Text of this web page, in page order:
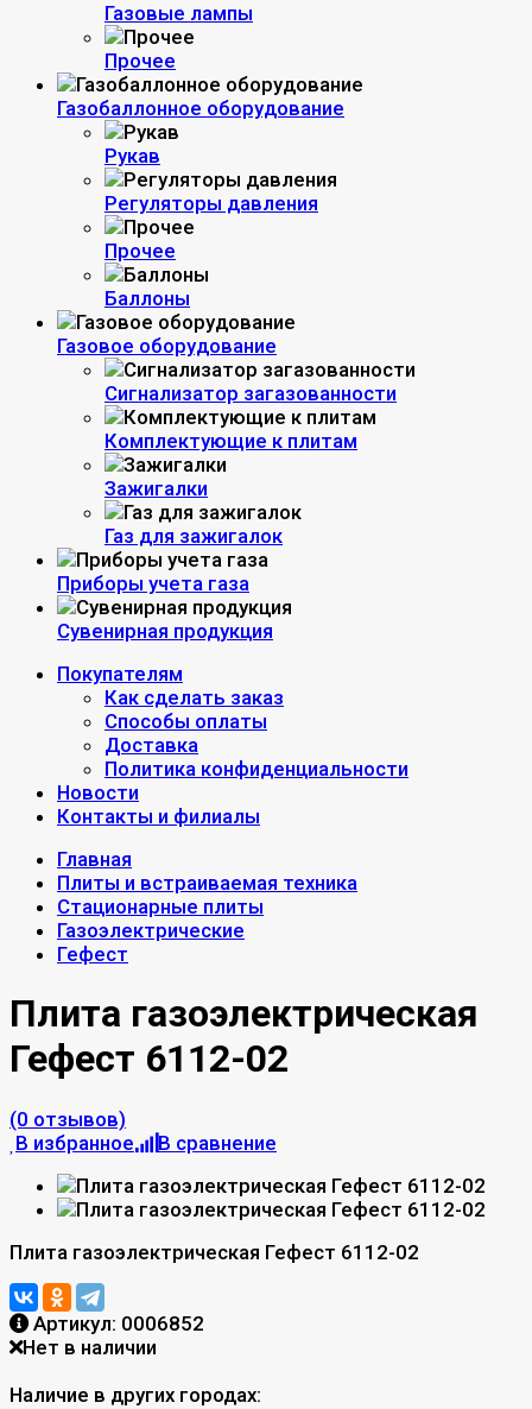
Газовые лампы
Прочее
Газобаллонное оборудование
Рукав
Регуляторы давления
Прочее
Баллоны
Газовое оборудование
Сигнализатор загазованности
Комплектующие к плитам
Зажигалки
Газ для зажигалок
Приборы учета газа
Сувенирная продукция
Покупателям
Как сделать заказ
Способы оплаты
Доставка
Политика конфиденциальности
Новости
Контакты и филиалы
Главная
Плиты и встраиваемая техника
Стационарные плиты
Газоэлектрические
Гефест
Плита газоэлектрическая
Гефест 6112-02
(0 отзывов)
В избранное
В сравнение
Плита газоэлектрическая Гефест 6112-02
Артикул: 0006852
Нет в наличии
Наличие в других городах: